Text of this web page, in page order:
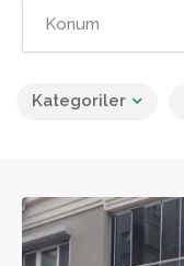
Kategoriler